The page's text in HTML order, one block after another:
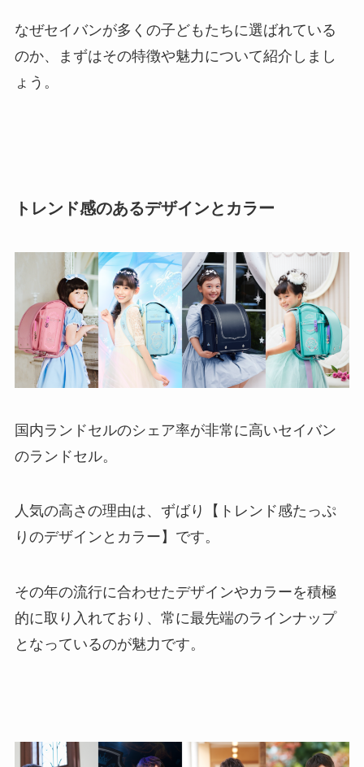
なぜセイバンが多くの子どもたちに選ばれている
のか、まずはその特徴や魅力について紹介しまし
ょう。
トレンド感のあるデザインとカラー
国内ランドセルのシェア率が非常に高いセイバン
のランドセル。
人気の高さの理由は、ずばり【トレンド感たっぷ
りのデザインとカラー】です。
その年の流行に合わせたデザインやカラーを積極
的に取り入れており、常に最先端のラインナップ
となっているのが魅力です。